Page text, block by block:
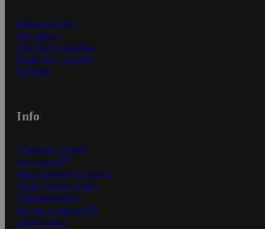
Ensitilaajan ohjeet
Näin maksat
Näin tilaat ja muokkaat
Kaikki ohjeet ja vinkit
In English
Info
S-Business yrityksille
Oiva-raportit
Osuuskauppojen yhteystiedot
Tilaus- ja toimitusehdot
Tietosuojakäytäntö
Palvelun käyttöehdot
Saavutettavuus